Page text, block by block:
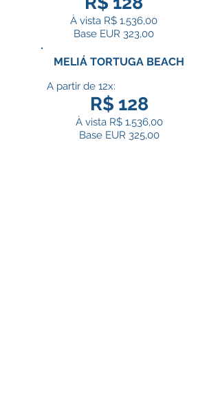
À vista R$ 1.536,00
Base EUR 323,00
MELIÁ TORTUGA BEACH
A partir de 12x:
R$ 128
À vista R$ 1.536,00
Base EUR 325,00